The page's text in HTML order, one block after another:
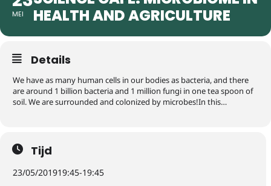
MEI
HEALTH AND AGRICULTURE
Details
We have as many human cells in our bodies as bacteria, and there
are around 1 billion bacteria and 1 million fungi in one tea spoon of
soil. We are surrounded and colonized by microbes!In this…
Tijd
23/05/201919:45-19:45